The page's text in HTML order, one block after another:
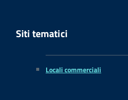
Siti tematici
Locali commerciali